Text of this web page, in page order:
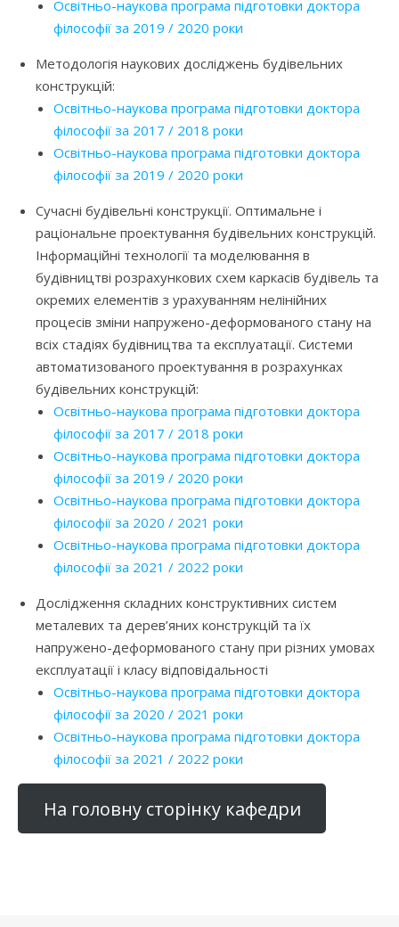
Освітньо-наукова програма підготовки доктора
філософії за 2019 / 2020 роки
Методологія наукових досліджень будівельних
конструкцій:
Освітньо-наукова програма підготовки доктора
філософії за 2017 / 2018 роки
Освітньо-наукова програма підготовки доктора
філософії за 2019 / 2020 роки
Сучасні будівельні конструкції. Оптимальне і
раціональне проектування будівельних конструкцій.
Інформаційні технології та моделювання в
будівництві розрахункових схем каркасів будівель та
окремих елементів з урахуванням нелінійних
процесів зміни напружено-деформованого стану на
всіх стадіях будівництва та експлуатації. Системи
автоматизованого проектування в розрахунках
будівельних конструкцій:
Освітньо-наукова програма підготовки доктора
філософії за 2017 / 2018 роки
Освітньо-наукова програма підготовки доктора
філософії за 2019 / 2020 роки
Освітньо-наукова програма підготовки доктора
філософії за 2020 / 2021 роки
Освітньо-наукова програма підготовки доктора
філософії за 2021 / 2022 роки
Дослідження складних конструктивних систем
металевих та дерев’яних конструкцій та їх
напружено-деформованого стану при різних умовах
експлуатації і класу відповідальності
Освітньо-наукова програма підготовки доктора
філософії за 2020 / 2021 роки
Освітньо-наукова програма підготовки доктора
філософії за 2021 / 2022 роки
На головну сторінку кафедри